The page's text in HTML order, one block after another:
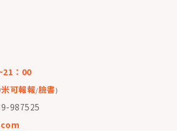
：00
/米可報報/臉書)
987525